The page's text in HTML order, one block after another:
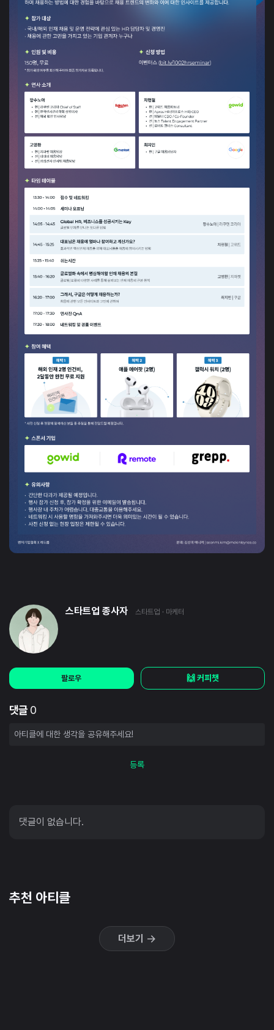
스타트업 종사자 스타트업 · 마케터
팔로우 🙌 커피챗
댓글 0
등록
댓글이 없습니다.
추천 아티클
더보기